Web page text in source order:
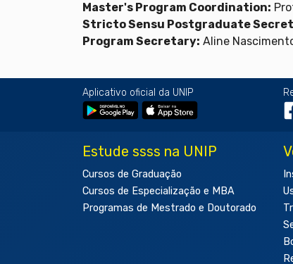
Master's Program Coordination:
Stricto Sensu Postgraduate
Program Secretary: Aline
Aplicativo oficial da UNIP
Estude ssss na UNIP
Cursos de Graduação
Cursos de Especialização e MBA
Programas de Mestrado e Doutorado